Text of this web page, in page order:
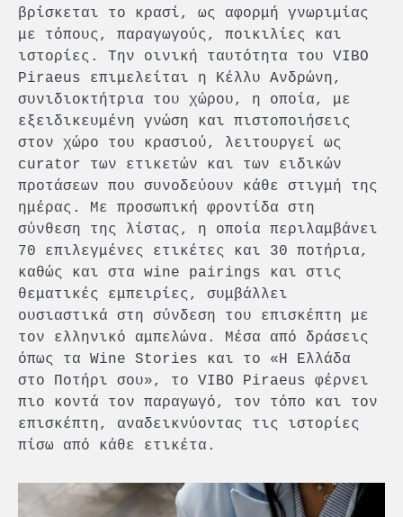
βρίσκεται το κρασί, ως αφορμή γνωριμίας
με τόπους, παραγωγούς, ποικιλίες και
ιστορίες. Την οινική ταυτότητα του VIBO
Piraeus επιμελείται η Κέλλυ Ανδρώνη,
συνιδιοκτήτρια του χώρου, η οποία, με
εξειδικευμένη γνώση και πιστοποιήσεις
στον χώρο του κρασιού, λειτουργεί ως
curator των ετικετών και των ειδικών
προτάσεων που συνοδεύουν κάθε στιγμή της
ημέρας. Με προσωπική φροντίδα στη
σύνθεση της λίστας, η οποία περιλαμβάνει
70 επιλεγμένες ετικέτες και 30 ποτήρια,
καθώς και στα wine pairings και στις
θεματικές εμπειρίες, συμβάλλει
ουσιαστικά στη σύνδεση του επισκέπτη με
τον ελληνικό αμπελώνα. Μέσα από δράσεις
όπως τα Wine Stories και το «Η Ελλάδα
στο Ποτήρι σου», το VIBO Piraeus φέρνει
πιο κοντά τον παραγωγό, τον τόπο και τον
επισκέπτη, αναδεικνύοντας τις ιστορίες
πίσω από κάθε ετικέτα.